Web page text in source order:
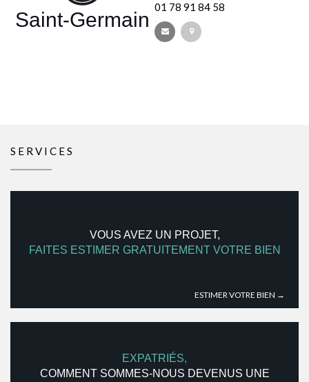
Saint-Germain
01 78 91 84 58
SERVICES
VOUS AVEZ UN PROJET,
FAITES ESTIMER GRATUITEMENT VOTRE BIEN
ESTIMER VOTRE BIEN →
EXPATRIÉS,
COMMENT SOMMES-NOUS DEVENUS UNE